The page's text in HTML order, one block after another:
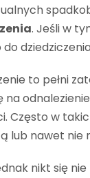
. Jeśli w
to pełni
na
Często w
lub nawet nie
nikt się